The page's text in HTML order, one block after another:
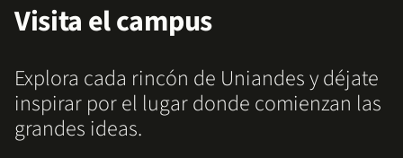
Visita el campus
Explora cada rincón de Uniandes y déjate
inspirar por el lugar donde comienzan las
grandes ideas.